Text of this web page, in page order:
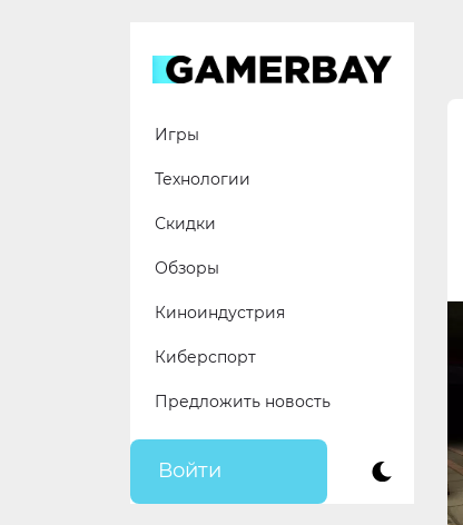
Игры
Технологии
Скидки
Обзоры
Киноиндустрия
Киберспорт
Предложить новость
Войти